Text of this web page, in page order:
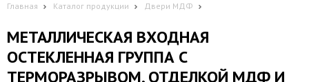
Главная Каталог продукции Двери МДФ
МЕТАЛЛИЧЕСКАЯ ВХОДНАЯ
ОСТЕКЛЕННАЯ ГРУППА С
ТЕРМОРАЗРЫВОМ, ОТДЕЛКОЙ МДФ И